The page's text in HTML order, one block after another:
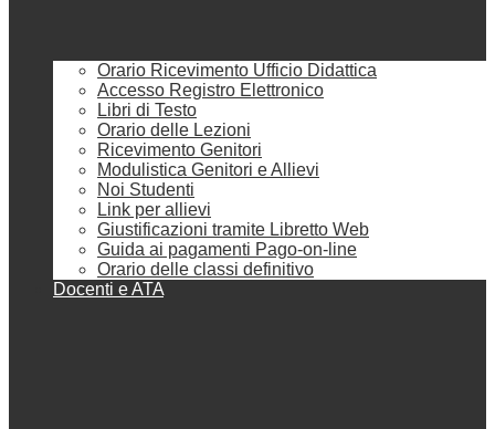
Orario Ricevimento Ufficio Didattica
Accesso Registro Elettronico
Libri di Testo
Orario delle Lezioni
Ricevimento Genitori
Modulistica Genitori e Allievi
Noi Studenti
Link per allievi
Giustificazioni tramite Libretto Web
Guida ai pagamenti Pago-on-line
Orario delle classi definitivo
Docenti e ATA